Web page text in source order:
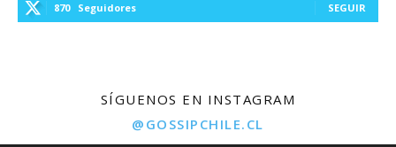
870 Seguidores SEGUIR
SÍGUENOS EN INSTAGRAM
@GOSSIPCHILE.CL